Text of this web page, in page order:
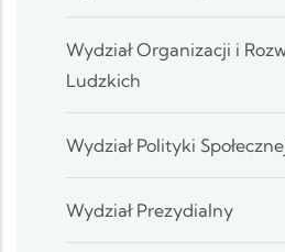
Wydział Organizacji i
Ludzkich
Wydział Polityki
Wydział Prezydialny